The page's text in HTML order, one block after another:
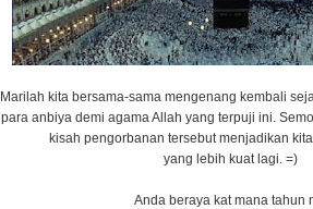
Marilah kita bersama-sama mengenang kembali
para anbiya demi agama Allah yang terpuji ini.
kisah pengorbanan tersebut menjadikan
yang lebih kuat lagi. =)
Anda beraya kat mana tahun